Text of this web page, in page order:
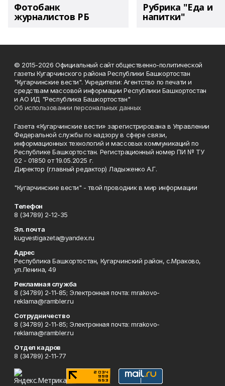
Фотобанк
журналистов РБ
Рубрика "Еда и
напитки"
© 2015-2026 Официальный сайт общественно-политической
газеты Кугарчинского района Республики Башкортостан
"Кугарчинские вести". Учредители: Агентство по печати и
средствам массовой информации Республики Башкортостан
и АО ИД "Республика Башкортостан"
Об использовании персональных данных
Газета «Кугарчинские вести» зарегистрирована в Управлении
Федеральной службы по надзору в сфере связи,
информационных технологий и массовых коммуникаций по
Республике Башкортостан. Регистрационный номер ПИ № ТУ
02 - 01850 от 19.05.2025 г.
Директор (главный редактор) Ладыженко А.Г.
"Кугарчинские вести" - твой проводник в мир информации
Телефон
8 (34789) 2-12-35
Эл. почта
kugvestigazeta@yandex.ru
Адрес
Республика Башкортостан, Кугарчинский район, с.Мраково,
ул.Ленина, 49
Рекламная служба
8 (34789) 2-11-85; Электронная почта: mrakovo-
reklama@rambler.ru
Сотрудничество
8 (34789) 2-11-85; Электронная почта: mrakovo-
reklama@rambler.ru
Отдел кадров
8 (34789) 2-11-77